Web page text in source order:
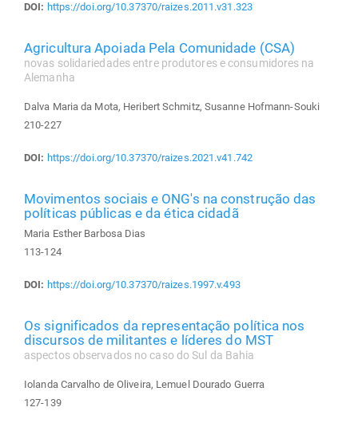
DOI: https://doi.org/10.37370/raizes.2011.v31.323
Agricultura Apoiada Pela Comunidade (CSA)
novas solidariedades entre produtores e consumidores na
Alemanha
Dalva Maria da Mota, Heribert Schmitz, Susanne Hofmann-Souki
210-227
DOI: https://doi.org/10.37370/raizes.2021.v41.742
Movimentos sociais e ONG's na construção das
políticas públicas e da ética cidadã
Maria Esther Barbosa Dias
113-124
DOI: https://doi.org/10.37370/raizes.1997.v.493
Os significados da representação política nos
discursos de militantes e líderes do MST
aspectos observados no caso do Sul da Bahia
Iolanda Carvalho de Oliveira, Lemuel Dourado Guerra
127-139